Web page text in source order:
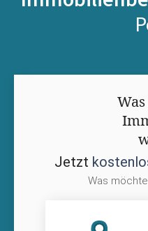
Jetzt
Was